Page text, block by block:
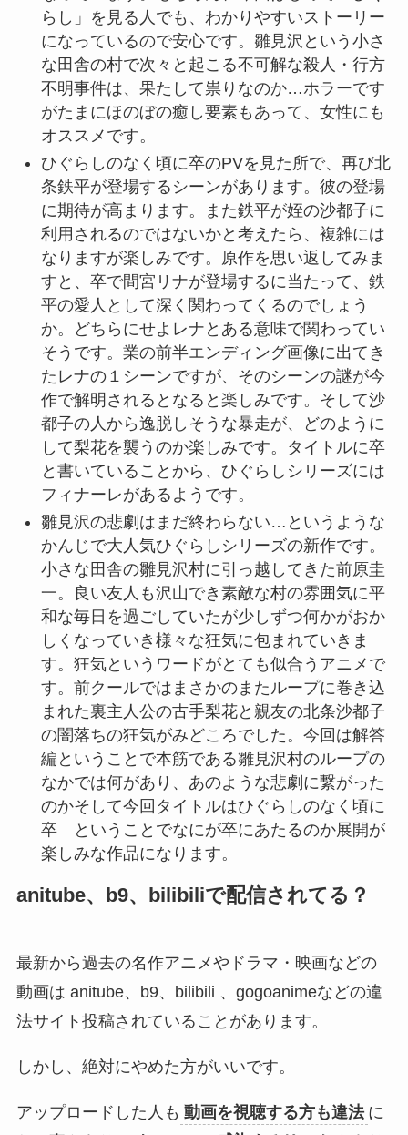
らし」を見る人でも、わかりやすいストーリー
になっているので安心です。雛見沢という小さ
な田舎の村で次々と起こる不可解な殺人・行方
不明事件は、果たして祟りなのか…ホラーです
がたまにほのぼの癒し要素もあって、女性にも
オススメです。
ひぐらしのなく頃に卒のPVを見た所で、再び北
条鉄平が登場するシーンがあります。彼の登場
に期待が高まります。また鉄平が姪の沙都子に
利用されるのではないかと考えたら、複雑には
なりますが楽しみです。原作を思い返してみま
すと、卒で間宮リナが登場するに当たって、鉄
平の愛人として深く関わってくるのでしょう
か。どちらにせよレナとある意味で関わってい
そうです。業の前半エンディング画像に出てき
たレナの１シーンですが、そのシーンの謎が今
作で解明されるとなると楽しみです。そして沙
都子の人から逸脱しそうな暴走が、どのように
して梨花を襲うのか楽しみです。タイトルに卒
と書いていることから、ひぐらしシリーズには
フィナーレがあるようです。
雛見沢の悲劇はまだ終わらない…というような
かんじで大人気ひぐらしシリーズの新作です。
小さな田舎の雛見沢村に引っ越してきた前原圭
一。良い友人も沢山でき素敵な村の雰囲気に平
和な毎日を過ごしていたが少しずつ何かがおか
しくなっていき様々な狂気に包まれていきま
す。狂気というワードがとても似合うアニメで
す。前クールではまさかのまたループに巻き込
まれた裏主人公の古手梨花と親友の北条沙都子
の闇落ちの狂気がみどころでした。今回は解答
編ということで本筋である雛見沢村のループの
なかでは何があり、あのような悲劇に繋がった
のかそして今回タイトルはひぐらしのなく頃に
卒 ということでなにが卒にあたるのか展開が
楽しみな作品になります。
anitube、b9、bilibiliで配信されてる？
最新から過去の名作アニメやドラマ・映画などの
動画は anitube、b9、bilibili 、gogoanimeなどの違
法サイト投稿されていることがあります。
しかし、絶対にやめた方がいいです。
アップロードした人も 動画を視聴する方も違法 に